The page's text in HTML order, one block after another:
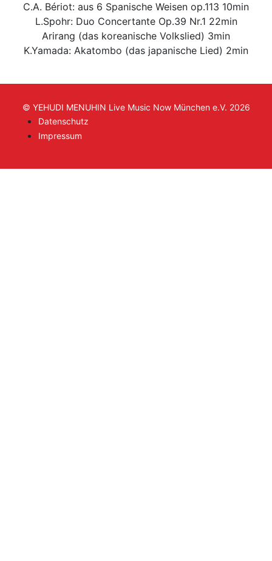
C.A. Bériot: aus 6 Spanische Weisen op.113 10min
L.Spohr: Duo Concertante Op.39 Nr.1 22min
Arirang (das koreanische Volkslied) 3min
K.Yamada: Akatombo (das japanische Lied) 2min
© YEHUDI MENUHIN Live Music Now München e.V. 2026
Datenschutz
Impressum